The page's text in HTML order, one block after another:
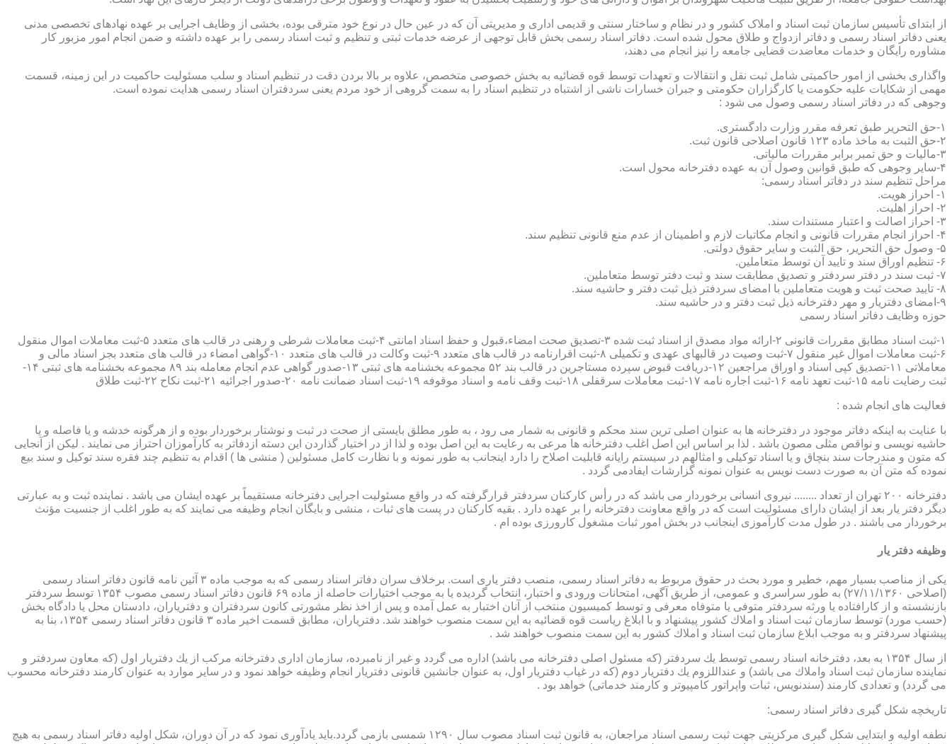
از ابتدای تأسیس سازمان ثبت اسناد و املاک کشور و در نظام و ساختار سنتی و قدیمی اداری و مدیریتی آن که در عین حال در نوع خود مترقی بوده، بخشی از وظایف اجرایی بر عهده نهادهای تخصصی مدنی
یعنی دفاتر اسناد رسمی و دفاتر ازدواج و طلاق محول شده است. دفاتر اسناد رسمی بخش قابل توجهی از عرضه خدمات ثبتی و تنظیم و ثبت اسناد رسمی را بر عهده داشته و ضمن انجام امور مزبور کار
مشاوره رایگان و خدمات معاضدت قضایی جامعه را نیز انجام می دهند،
واگذاری بخشی از امور حاکمیتی شامل ثبت نقل و انتقالات و تعهدات توسط قوه قضائیه به بخش خصوصی متخصص، علاوه بر بالا بردن دقت در تنظیم اسناد و سلب مسئولیت حاکمیت در این زمینه، قسمت
مهمی از شکایات علیه حکومت یا کارگزاران حکومتی و جبران خسارات ناشی از اشتباه در تنظیم اسناد را به سمت گروهی از خود مردم یعنی سردفتران اسناد رسمی هدایت نموده است.
وجوهی که در دفاتر اسناد رسمی وصول می شود :
۱-حق التحریر طبق تعرفه مقرر وزارت دادگستری.
۲-حق الثبت به ماخذ ماده ۱۲۳ قانون اصلاحی قانون ثبت.
۳-مالیات و حق تمبر برابر مقررات مالیاتی.
۴-سایر وجوهی که طبق قوانین وصول آن به عهده دفترخانه محول است.
مراحل تنظیم سند در دفاتر اسناد رسمی:
۱- احراز هویت.
۲- احراز اهلیت.
۳- احراز اصالت و اعتبار مستندات سند.
۴- احراز انجام مقررات قانونی و انجام مکاتبات لازم و اطمینان از عدم منع قانونی تنظیم سند.
۵- وصول حق التحریر، حق الثبت و سایر حقوق دولتی.
۶- تنظیم اوراق سند و تایید آن توسط متعاملین.
۷- ثبت سند در دفتر سردفتر و تصدیق مطابقت سند و ثبت دفتر توسط متعاملین.
۸- تایید صحت ثبت و هویت متعاملین با امضای سردفتر ذیل ثبت دفتر و حاشیه سند.
۹-امضای دفتریار و مهر دفترخانه ذیل ثبت دفتر و در حاشیه سند.
حوزه وظایف دفاتر اسناد رسمی
۱-ثبت اسناد مطابق مقررات قانونی ۲-ارائه مواد مصدق از اسناد ثبت شده ۳-تصدیق صحت امضاء،قبول و حفظ اسناد امانتی ۴-ثبت معاملات شرطی و رهنی در قالب های متعدد ۵-ثبت معاملات اموال منقول
۶-ثبت معاملات اموال غیر منقول ۷-ثبت وصیت در قالبهای عهدی و تکمیلی ۸-ثبت اقرارنامه در قالب های متعدد ۹-ثبت وکالت در قالب های متعدد ۱۰-گواهی امضاء در قالب های متعدد بجز اسناد مالی و
معاملاتی ۱۱-تصدیق کپی اسناد و اوراق مراجعین ۱۲-دریافت قبوض سپرده مستاجرین در قالب بند ۵۲ مجموعه بخشنامه های ثبتی ۱۳-صدور گواهی عدم انجام معامله بند ۸۹ مجموعه بخشنامه های ثبتی ۱۴-
ثبت رضایت نامه ۱۵-ثبت تعهد نامه ۱۶-ثبت اجاره نامه ۱۷-ثبت معاملات سرقفلی ۱۸-ثبت وقف نامه و اسناد موقوفه ۱۹-ثبت اسناد ضمانت نامه ۲۰-صدور اجرائیه ۲۱-ثبت نکاح ۲۲-ثبت طلاق
فعالیت های انجام شده :
با عنایت به اینکه دفاتر موجود در دفترخانه ها به عنوان اصلی ترین سند محکم و قانونی به شمار می رود ، به طور مطلق بایستی از صحت در ثبت و نوشتار برخوردار بوده و از هرگونه خدشه و یا فاصله و یا
حاشیه نویسی و نواقص مثلی مصون باشد . لذا بر اساس این اصل اغلب دفترخانه ها مرعی به رعایت به این اصل بوده و لذا از در اختیار گذاردن این دسته ازدفاتر به کارآموزان احتراز می نمایند . لیکن از آنجایی
که متون و مندرجات سند بنچاق و یا اسناد توکیلی و امثالهم در سیستم رایانه قابلیت اصلاح را دارد اینجانب به طور نمونه و با نظارت کامل مسئولین ( منشی ها ) اقدام به تنظیم چند فقره سند توکیل و سند بیع
نموده که متن آن به صورت دست نویس به عنوان نمونه گزارشات ایفادمی گردد .
دفترخانه ۲۰۰ تهران از تعداد ........ نیروی انسانی برخوردار می باشد که در رأس کارکنان سردفتر قرارگرفته که در واقع مسئولیت اجرایی دفترخانه مستقیماً بر عهده ایشان می باشد . نماینده ثبت و به عبارتی
دیگر دفتر یار بعد از ایشان دارای مسئولیت است که در واقع معاونت دفترخانه را بر عهده دارد . بقیه کارکنان در پست های ثبات ، منشی و بایگان انجام وظیفه می نمایند که به طور اغلب از جنسیت مؤنث
برخوردار می باشند . در طول مدت کارآموزی اینجانب در بخش امور ثبات مشغول کارورزی بوده ام .
وظیفه دفتر یار
یكی از مناصب بسیار مهم، خطیر و مورد بحث در حقوق مربوط به دفاتر اسناد رسمی، منصب دفتر یاری است. برخلاف سران دفاتر اسناد رسمی كه به موجب ماده ۳ آئین نامه قانون دفاتر اسناد رسمی
(اصلاحی ۲۷/۱۱/۱۳۶۰) به طور سراسری و عمومی، از طریق آگهی، امتحانات ورودی و اختبار، انتخاب گردیده یا به موجب اختیارات حاصله از ماده ۶۹ قانون دفاتر اسناد رسمی مصوب ۱۳۵۴ توسط سردفتر
بازنشسته و از كارافتاده یا ورثه سردفتر متوفی یا متوفاه معرفی و توسط كمیسیون منتخب از آنان اختبار به عمل آمده و پس از اخذ نظر مشورتی كانون سردفتران و دفتریاران، دادستان محل یا دادگاه بخش
(حسب مورد) توسط سازمان ثبت اسناد و املاك كشور پیشنهاد و با ابلاغ ریاست قوه قضائیه به این سمت منصوب خواهند شد. دفتریاران، مطابق قسمت اخیر ماده ۳ قانون دفاتر اسناد رسمی ۱۳۵۴، بنا به
پیشنهاد سردفتر و به موجب ابلاغ سازمان ثبت اسناد و املاك كشور به این سمت منصوب خواهند شد .
از سال ۱۳۵۴ به بعد، دفترخانه اسناد رسمی توسط یك سردفتر (كه مسئول اصلی دفترخانه می باشد) اداره می گردد و غیر از نامبرده، سازمان اداری دفترخانه مركب از یك دفتریار اول (كه معاون سردفتر و
نماینده سازمان ثبت اسناد واملاك می باشد) و عنداللزوم یك دفتریار دوم (كه در غیاب دفتریار اول، به عنوان جانشین قانونی دفتریار انجام وظیفه خواهد نمود و در سایر موارد به عنوان كارمند دفترخانه محسوب
می گردد) و تعدادی كارمند (سندنویس، ثبات واپراتور كامپیوتر و كارمند خدماتی) خواهد بود .
تاریخچه شكل گیری دفاتر اسناد رسمی:
نطفه اولیه و ابتدایی شكل گیری مركزیتی جهت ثبت رسمی اسناد مراجعان، به قانون ثبت اسناد مصوب سال ۱۲۹۰ شمسی بازمی گردد.باید یادآوری نمود كه در آن دوران، شكل اولیه دفاتر اسناد رسمی به هیچ